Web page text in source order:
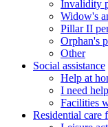
Invalidity
Widow's
Pillar II
Orphan's
Other
Social assistance
Help at
I need
Facilities
Residential care